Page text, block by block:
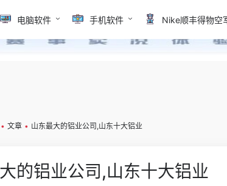
电脑软件 手机软件 Nike顺丰得物空
• 文章 • 山东最大的铝业公司,山东十大铝业
的铝业公司,山东十大铝业